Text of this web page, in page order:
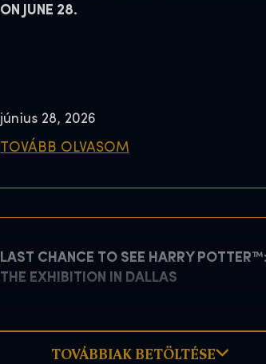
ON JUNE 28.
június 28, 2026
TOVÁBB OLVASOM
LAST CHANCE TO SEE HARRY POTTER™:
THE EXHIBITION IN DALLAS
TOVÁBBIAK BETÖLTÉSE